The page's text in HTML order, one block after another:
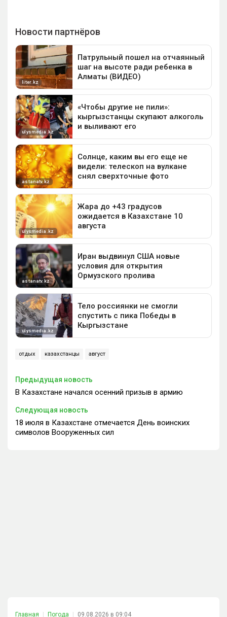
отдых казахстанцы август
Предыдущая новость
В Казахстане начался осенний призыв в армию
Следующая новость
18 июля в Казахстане отмечается День воинских
символов Вооруженных сил
Главная Погода 09.08.2026 в 09:04